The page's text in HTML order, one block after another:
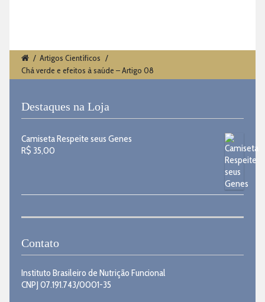
/ Artigos Científicos /
Chá verde e efeitos à saúde – Artigo 08
Destaques na Loja
Camiseta Respeite seus Genes
R$ 35,00
Contato
Instituto Brasileiro de Nutrição Funcional
CNPJ 07.191.743/0001-35